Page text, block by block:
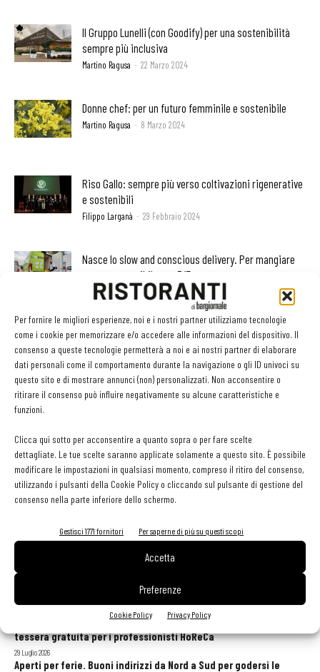
Per fornire le migliori esperienze, noi e i nostri partner utilizziamo tecnologie
come i cookie per memorizzare e/o accedere alle informazioni del dispositivo. Il
consenso a queste tecnologie permetterà a noi e ai nostri partner di elaborare
dati personali come il comportamento durante la navigazione o gli ID univoci su
questo sito e di mostrare annunci (non) personalizzati. Non acconsentire o
ritirare il consenso può influire negativamente su alcune caratteristiche e
funzioni.
Clicca qui sotto per acconsentire a quanto sopra o per fare scelte
dettagliate. Le tue scelte saranno applicate solamente a questo sito. È possibile
modificare le impostazioni in qualsiasi momento, compreso il ritiro del consenso,
utilizzando i pulsanti della Cookie Policy o cliccando sul pulsante di gestione del
consenso nella parte inferiore dello schermo.
Gestisci 1771 fornitori Per saperne di più su questi scopi
Accetta
Preferenze
Cookie Policy Privacy Policy
Il Gruppo Lunelli (con Goodify) per una sostenibilità
sempre più inclusiva
Martino Ragusa - 22 Marzo 2024
Donne chef: per un futuro femminile e sostenibile
Martino Ragusa - 8 Marzo 2024
Riso Gallo: sempre più verso coltivazioni rigenerative
e sostenibili
Filippo Larganà - 29 Febbraio 2024
Nasce lo slow and conscious delivery. Per mangiare
sano e sostenibile con 5/7 euro
Martino Ragusa 28 Gennaio 2024
contenuto sponsorizzato
I pesci dell’Alaska: buoni, genuini e sostenibili
26 Gennaio 2024
Surgital pubblica on line il suo primo Dossier di
Martino Ragusa - 14 Novembre 2023
1 2
GLI ARTICOLI PIÙ LETTI
Sogemi rafforza i servizi per la ristorazione: orario esteso e
tessera gratuita per i professionisti HoReCa
29 Luglio 2026
Aperti per ferie. Buoni indirizzi da Nord a Sud per godersi le